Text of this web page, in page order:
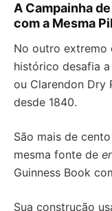
A Campainha
com a Mesma
No outro extremo
histórico desafia
ou Clarendon Dry
desde 1840.
São mais de
mesma fonte de
Guinness Book
Sua construção